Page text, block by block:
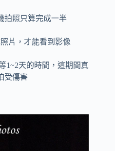
拍照只算完成一半
片，才能看到影像
1~2天的時間，這期間真
受傷害